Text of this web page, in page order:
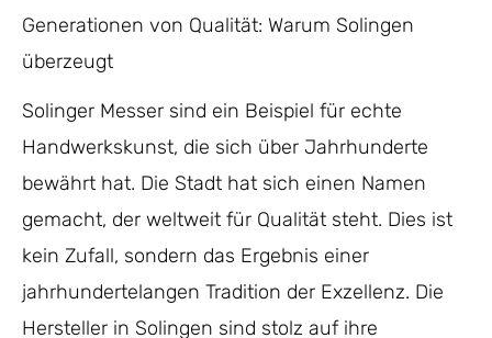
Generationen von Qualität: Warum Solingen
überzeugt
Solinger Messer sind ein Beispiel für echte
Handwerkskunst, die sich über Jahrhunderte
bewährt hat. Die Stadt hat sich einen Namen
gemacht, der weltweit für Qualität steht. Dies ist
kein Zufall, sondern das Ergebnis einer
jahrhundertelangen Tradition der Exzellenz. Die
Hersteller in Solingen sind stolz auf ihre